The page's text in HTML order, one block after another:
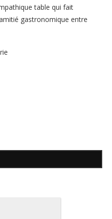
table qui fait
gastronomique entre